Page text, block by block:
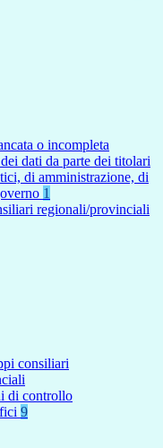
o incompleta
dati da parte dei titolari
di amministrazione, di
1
regionali/provinciali
consiliari
di controllo
9